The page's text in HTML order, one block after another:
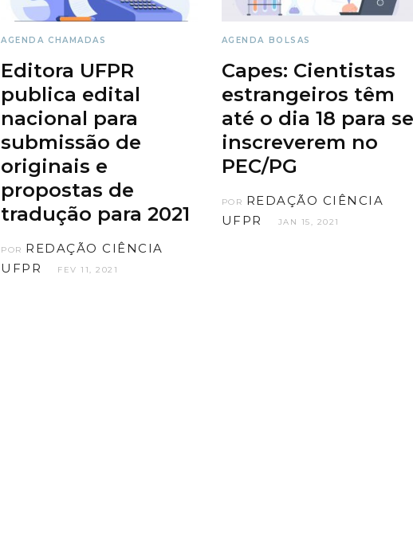
AGENDA CHAMADAS
Editora UFPR
publica edital
nacional para
submissão de
originais e
propostas de
tradução para 2021
POR REDAÇÃO CIÊNCIA
UFPR
FEV 11, 2021
AGENDA BOLSAS
Capes: Cientistas
estrangeiros têm
até o dia 18 para se
inscreverem no
PEC/PG
POR REDAÇÃO CIÊNCIA
UFPR
JAN 15, 2021